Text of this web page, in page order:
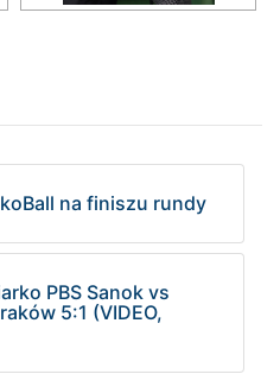
na finiszu rundy
PBS Sanok vs
5:1 (VIDEO,